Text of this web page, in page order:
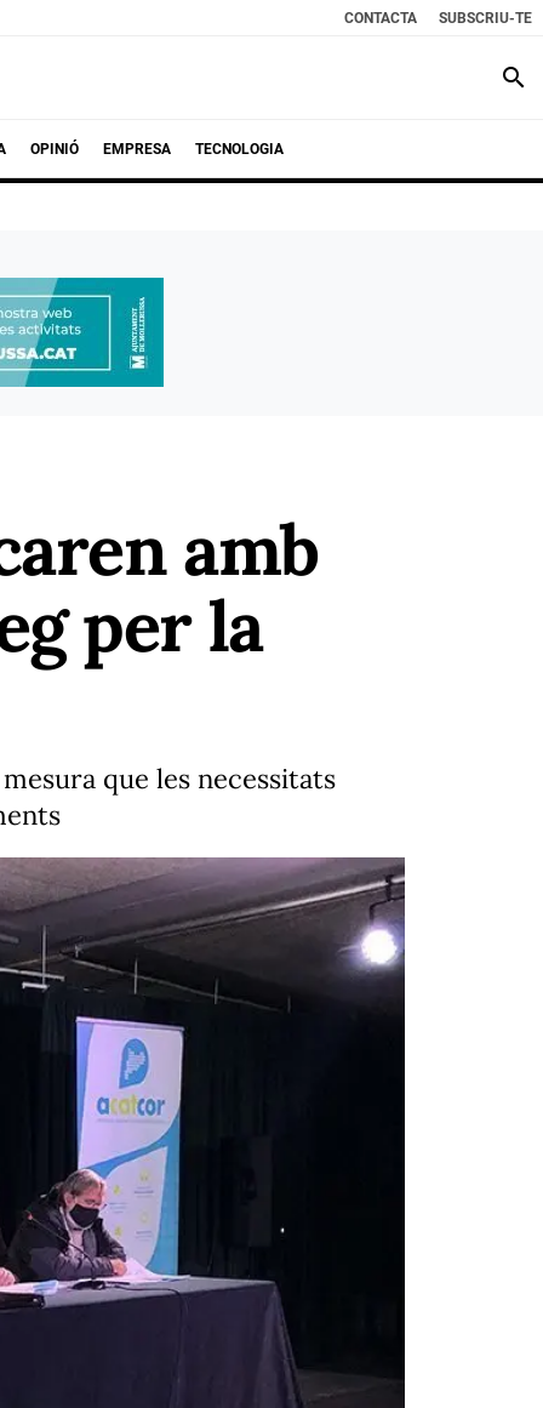
CONTACTA SUBSCRIU-TE
search
OPINIÓ EMPRESA TECNOLOGIA
amb
per la
que les necessitats